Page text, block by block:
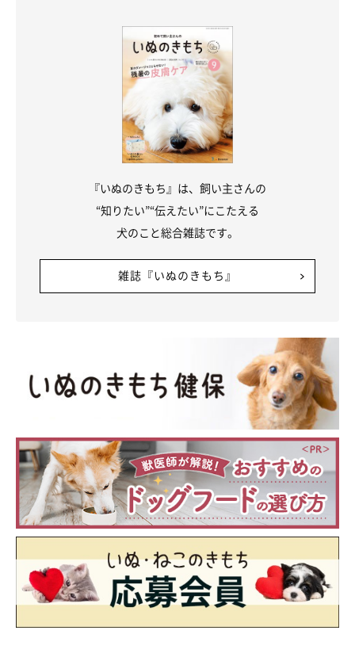
③普段の散歩でも雨の日や水たまりなどに注意する
前述した川や山での注意だけではなく、普段のお散歩でも怪我を
しているときは雨の日など土の上や草むらを歩くことを避けるよ
『いぬのきもち』は、飼い主さんの
“知りたい”“伝えたい”にこたえる
犬のこと総合雑誌です。
雑誌『いぬのきもち』